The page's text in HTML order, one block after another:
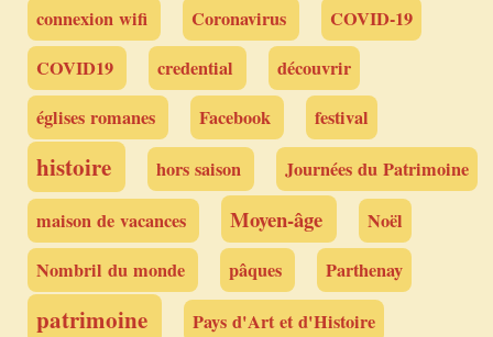
connexion wifi Coronavirus
COVID-19
COVID19
credential
découvrir
églises romanes
Facebook festival
histoire hors saison
Journées du Patrimoine
maison de vacances
Moyen-âge
Noël
Nombril du monde
pâques Parthenay
patrimoine
Pays d'Art et d'Histoire